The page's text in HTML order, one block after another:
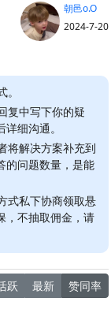
朝邑o.O
2024-7-20
复中写下你的疑
细沟通。
将解决方案补充到
的问题数量，是能
式私下协商领取悬
，不抽取佣金，请
跃 最新 赞同率